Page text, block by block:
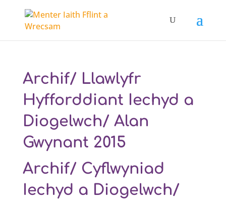
Archif/ Llawlyfr
Hyfforddiant Iechyd a
Diogelwch/ Alan
Gwynant 2015
Archif/ Cyflwyniad
Iechyd a Diogelwch/